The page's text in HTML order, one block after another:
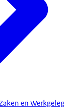
en